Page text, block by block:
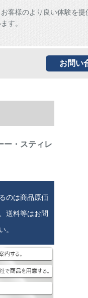
客様のより良い体験を提
す。
お問い
ー・スティレ
のは商品原価
送料等はお問
。